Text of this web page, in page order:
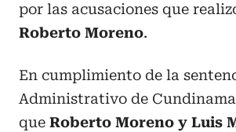
por las acusaciones que
Roberto Moreno.
En cumplimiento de la
Administrativo de
que Roberto Moreno y Luis